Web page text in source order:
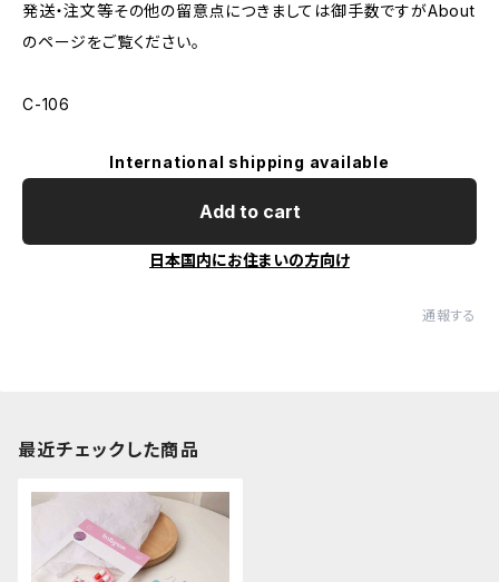
発送・注文等その他の留意点につきましては御手数ですがAbout
のページをご覧ください。
C-106
International shipping available
Add to cart
日本国内にお住まいの方向け
通報する
最近チェックした商品